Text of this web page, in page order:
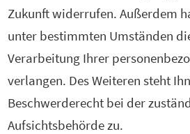
Zukunft widerrufen. Außerdem
unter bestimmten Umständen
Verarbeitung Ihrer
verlangen. Des Weiteren steht
Beschwerderecht bei der
Aufsichtsbehörde zu.